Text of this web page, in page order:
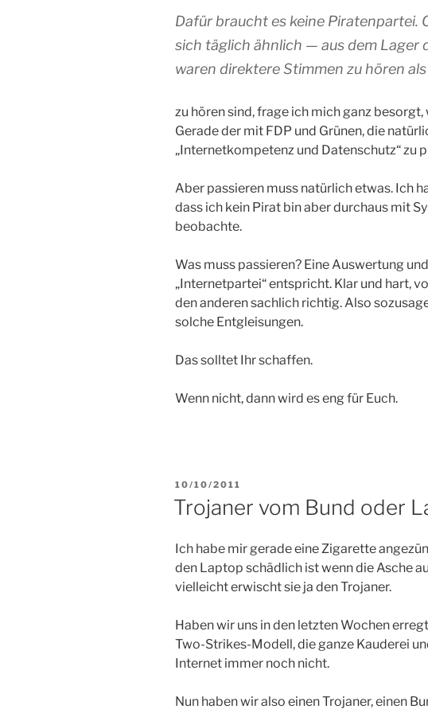
Dafür braucht es keine Piratenpartei.
sich täglich ähnlich — aus dem Lager
waren direktere Stimmen zu hören
zu hören sind, frage ich mich ganz
Gerade der mit FDP und Grünen, die
„Internetkompetenz und Datenschutz“ zu
Aber passieren muss natürlich etwas. Ich
dass ich kein Pirat bin aber durchaus mit
beobachte.
Was muss passieren? Eine Auswertung
„Internetpartei“ entspricht. Klar und hart,
den anderen sachlich richtig. Also
solche Entgleisungen.
Das solltet Ihr schaffen.
Wenn nicht, dann wird es eng für Euch.
VERÖFFENTLICHT
AM
10/10/2011
Trojaner vom Bund oder
Ich habe mir gerade eine Zigarette
den Laptop schädlich ist wenn die Asche
vielleicht erwischt sie ja den Trojaner.
Haben wir uns in den letzten Wochen
Two-Strikes-Modell, die ganze Kauderei
Internet immer noch nicht.
Nun haben wir also einen Trojaner, einen